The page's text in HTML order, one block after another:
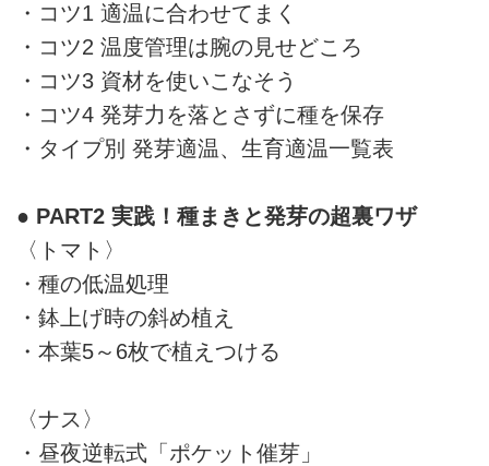
・コツ1 適温に合わせてまく
・コツ2 温度管理は腕の見せどころ
・コツ3 資材を使いこなそう
・コツ4 発芽力を落とさずに種を保存
・タイプ別 発芽適温、生育適温一覧表
● PART2 実践！種まきと発芽の超裏ワザ
〈トマト〉
・種の低温処理
・鉢上げ時の斜め植え
・本葉5～6枚で植えつける
〈ナス〉
・昼夜逆転式「ポケット催芽」